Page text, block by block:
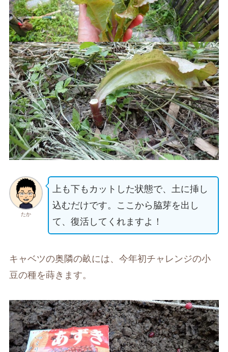
たか
上も下もカットした状態で、土に挿し
込むだけです。ここから脇芽を出し
て、復活してくれますよ！
キャベツの奥隣の畝には、今年初チャレンジの小
豆の種を蒔きます。